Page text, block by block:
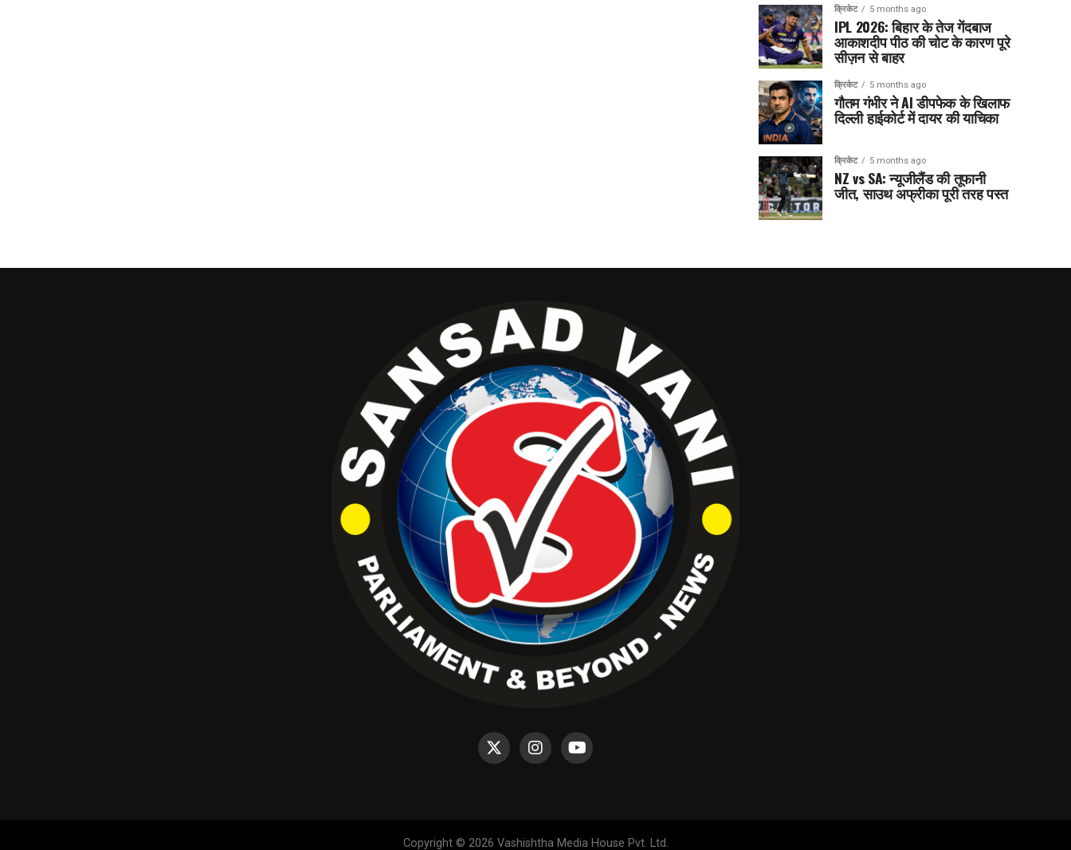
क्रिकेट 5 months ago
IPL 2026: बिहार के तेज गेंदबाज
आकाशदीप पीठ की चोट के कारण पूरे
सीज़न से बाहर
क्रिकेट 5 months ago
गौतम गंभीर ने AI डीपफेक के खिलाफ
दिल्ली हाईकोर्ट में दायर की याचिका
क्रिकेट 5 months ago
NZ vs SA: न्यूजीलैंड की तूफानी
जीत, साउथ अफ्रीका पूरी तरह पस्त
Copyright © 2026 Vashishtha Media House Pvt. Ltd.